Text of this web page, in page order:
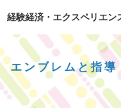
経験経済・エクスペリエ
エンブレムと指導